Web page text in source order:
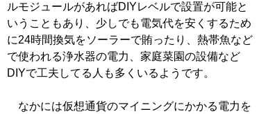
ルモジュールがあればDIYレベルで設置が可能と
いうこともあり、少しでも電気代を安くするため
に24時間換気をソーラーで賄ったり、熱帯魚など
で使われる浄水器の電力、家庭菜園の設備など
DIYで工夫してる人も多くいるようです。
なかには仮想通貨のマイニングにかかる電力を